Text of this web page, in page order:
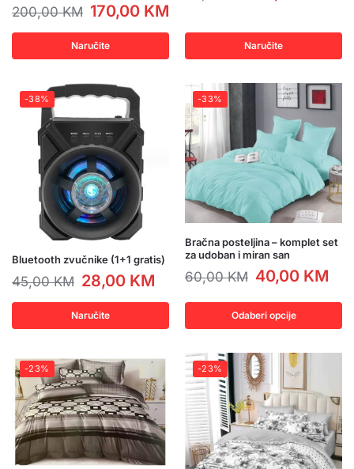
200,00KM 170,00 KM
Naručite Naručite
-38%
Bluetooth zvučnike (1+1 gratis)
45,00KM 28,00 KM
Naručite
-33%
Bračna posteljina – komplet set
za udoban i miran san
60,00KM 40,00 KM
Odaberi opcije
-23% -23%